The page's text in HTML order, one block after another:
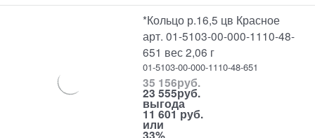
*Кольцо р.16,5 цв Красное
арт. 01-5103-00-000-1110-48-
651 вес 2,06 г
01-5103-00-000-1110-48-651
35 156руб.
23 555руб.
выгода
11 601 руб.
или